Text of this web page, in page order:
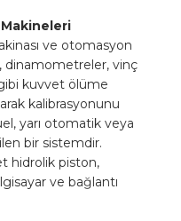
ve otomasyon
dinamometreler, vinç
kuvvet ölüme
kalibrasyonunu
yarı otomatik veya
bir sistemdir.
hidrolik piston,
ve bağlantı